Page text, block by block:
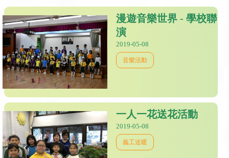
漫遊音樂世界 - 學校聯
演
2019-05-08
音樂活動
一人一花送花活動
2019-05-08
義工送暖